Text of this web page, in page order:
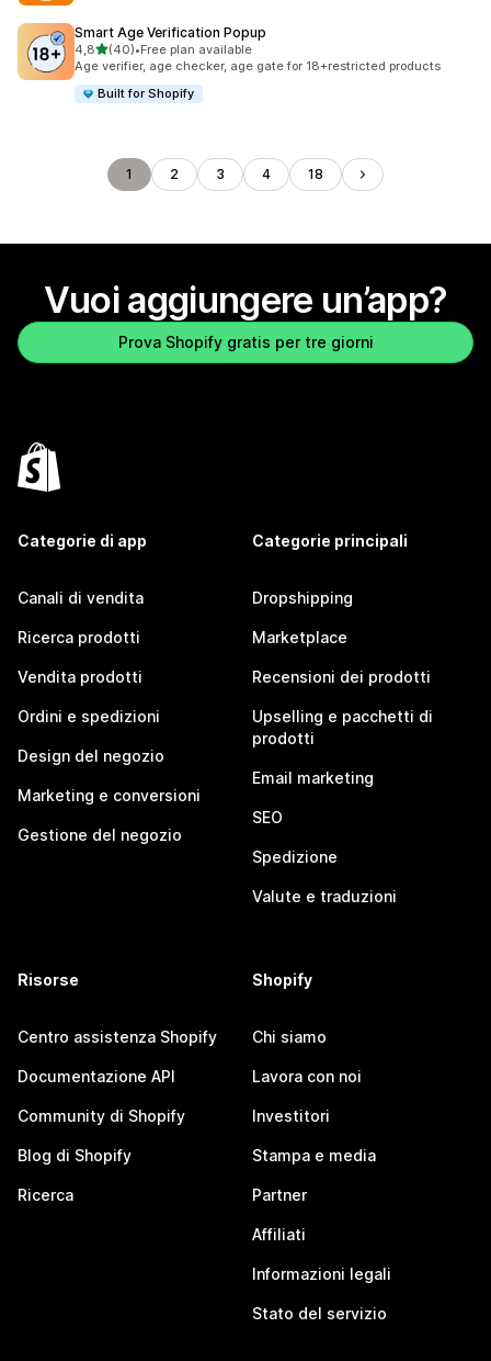
Smart Age Verification Popup
4,8stelle su 5
(40)
40 recensioni totali
•Free plan available
Age verifier, age checker, age gate for 18+restricted products
Built for Shopify
1 2 3 4 18
Vuoi aggiungere un’app?
Prova Shopify gratis per tre giorni
Categorie di app
Canali di vendita
Ricerca prodotti
Vendita prodotti
Ordini e spedizioni
Design del negozio
Marketing e conversioni
Gestione del negozio
Categorie principali
Dropshipping
Marketplace
Recensioni dei prodotti
Upselling e pacchetti di
prodotti
Email marketing
SEO
Spedizione
Valute e traduzioni
Risorse
Centro assistenza Shopify
Documentazione API
Community di Shopify
Blog di Shopify
Ricerca
Shopify
Chi siamo
Lavora con noi
Investitori
Stampa e media
Partner
Affiliati
Informazioni legali
Stato del servizio